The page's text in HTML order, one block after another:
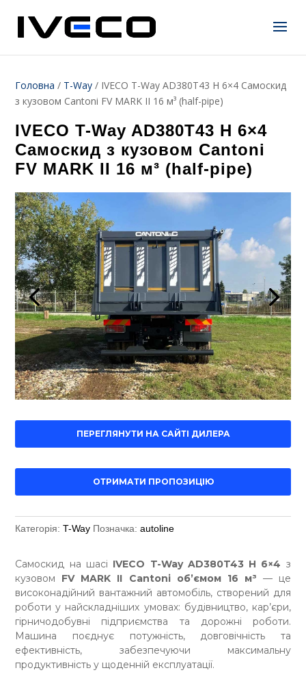
Головна / T-Way / IVECO T-Way AD380T43 H 6×4 Самоскид
з кузовом Cantoni FV MARK II 16 м³ (half-pipe)
IVECO T-Way AD380T43 H 6×4
Самоскид з кузовом Cantoni
FV MARK II 16 м³ (half-pipe)
ПЕРЕГЛЯНУТИ НА САЙТІ ДИЛЕРА
ОТРИМАТИ ПРОПОЗИЦІЮ
Категорія: T-Way Позначка: autoline
Самоскид на шасі IVECO T-Way AD380T43 H 6×4 з
кузовом FV MARK II Cantoni об’ємом 16 м³ — це
високонадійний вантажний автомобіль, створений для
роботи у найскладніших умовах: будівництво, кар’єри,
гірничодобувні підприємства та дорожні роботи.
Машина поєднує потужність, довговічність та
ефективність, забезпечуючи максимальну
продуктивність у щоденній експлуатації.